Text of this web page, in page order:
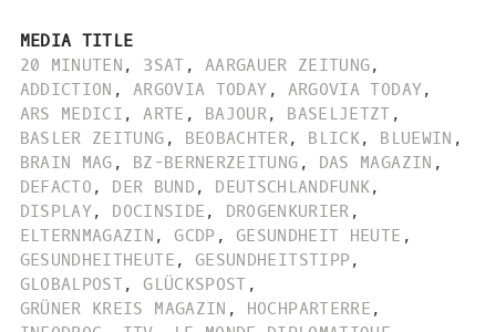
MEDIA TITLE
20 MINUTEN , 3SAT , AARGAUER ZEITUNG,
ADDICTION , ARGOVIA TODAY , ARGOVIA TODAY,
ARS MEDICI , ARTE , BAJOUR, BASELJETZT ,
BASLER ZEITUNG , BEOBACHTER, BLICK, BLUEWIN ,
BRAIN MAG , BZ-BERNERZEITUNG , DAS MAGAZIN ,
DEFACTO , DER BUND , DEUTSCHLANDFUNK,
DISPLAY, DOCINSIDE , DROGENKURIER ,
ELTERNMAGAZIN , GCDP , GESUNDHEIT HEUTE ,
GESUNDHEITHEUTE , GESUNDHEITSTIPP,
GLOBALPOST, GLÜCKSPOST ,
GRÜNER KREIS MAGAZIN , HOCHPARTERRE ,